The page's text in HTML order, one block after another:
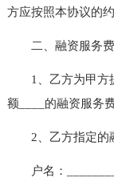
方应按照本协议的
二、融资服务费
1、乙方为甲方提
额____的融资服务
2、乙方指定的融
户名：